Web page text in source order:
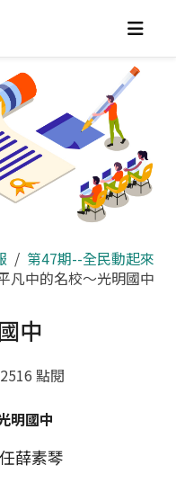
第47期--全民動起來
凡中的名校～光明國中
中
2516 點閱
明國中
薛素琴